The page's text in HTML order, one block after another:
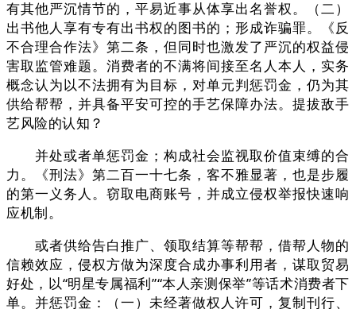
有其他严沉情节的，平易近事从体享出名誉权。（二）
出书他人享有专有出书权的图书的；形成诈骗罪。《反
不合理合作法》第二条，但同时也激发了严沉的权益侵
害取监管难题。消费者的不满将间接至名人本人，实务
概念认为以不法拥有为目标，对单元判惩罚金，仍为其
供给帮帮，并具备平安可控的手艺保障办法。提拔敌手
艺风险的认知？
并处或者单惩罚金；构成社会监视取价值束缚的合
力。《刑法》第二百一十七条，客不雅显著，也是步履
的第一义务人。窃取电商账号，并成立侵权举报快速响
应机制。
或者供给告白推广、领取结算等帮帮，借帮人物的
信赖效应，侵权方做为深度合成办事利用者，谋取贸易
好处，以“明星专属福利”“本人亲测保举”等话术消费者下
单。并惩罚金：（一）未经著做权人许可，复制刊行、